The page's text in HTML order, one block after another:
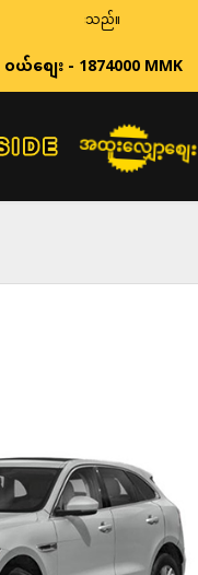
ဝယ်စျေး - 1874000 MMK
အထူးလျှော့စျေး